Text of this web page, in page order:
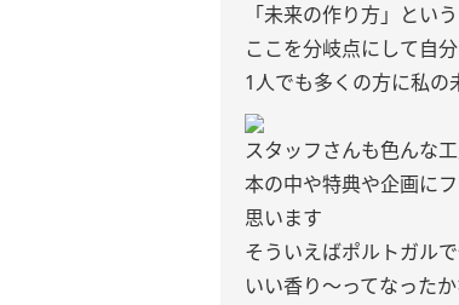
「未来の作り方」とい
ここを分岐点にして自
1人でも多くの方に私の
スタッフさんも色んな
本の中や特典や企画に
思います
そういえばポルトガル
いい香り〜ってなったか